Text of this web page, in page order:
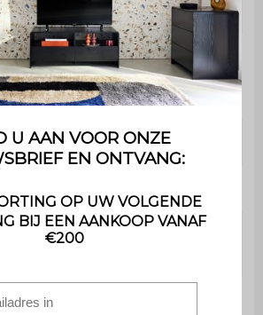
50 kg
Ja
Uitsluitend voor